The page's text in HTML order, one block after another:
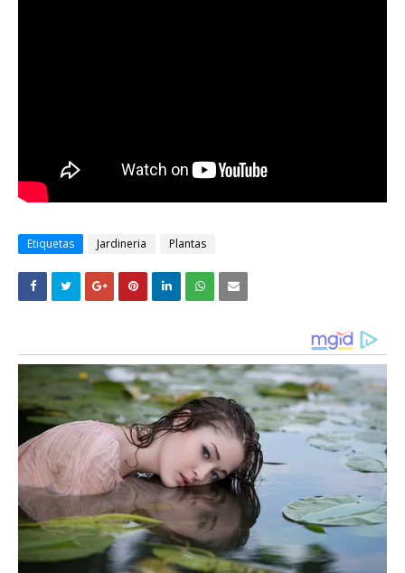
Etiquetas Jardineria Plantas